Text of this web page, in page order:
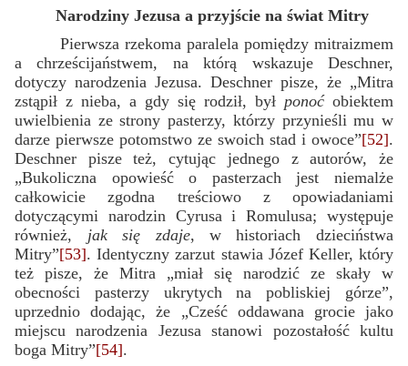
Narodziny Jezusa a przyjście na świat Mitry
Pierwsza rzekoma paralela pomiędzy mitraizmem
a chrześcijaństwem, na którą wskazuje Deschner,
dotyczy narodzenia Jezusa. Deschner pisze, że „Mitra
zstąpił z nieba, a gdy się rodził, był ponoćobiektem
uwielbienia ze strony pasterzy, którzy przynieśli mu w
darze pierwsze potomstwo ze swoich stad i owoce”[52].
Deschner pisze też, cytując jednego z autorów, że
„Bukoliczna opowieść o pasterzach jest niemalże
całkowicie zgodna treściowo z opowiadaniami
dotyczącymi narodzin Cyrusa i Romulusa; występuje
również, jak się zdaje, w historiach dzieciństwa
Mitry”[53]. Identyczny zarzut stawia Józef Keller, który
też pisze, że Mitra „miał się narodzić ze skały w
obecności pasterzy ukrytych na pobliskiej górze”,
uprzednio dodając, że „Cześć oddawana grocie jako
miejscu narodzenia Jezusa stanowi pozostałość kultu
boga Mitry”[54].